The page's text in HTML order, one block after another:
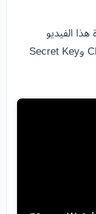
الفيديو
التعليمي حول كيفية العثور على Client ID وSecret Key